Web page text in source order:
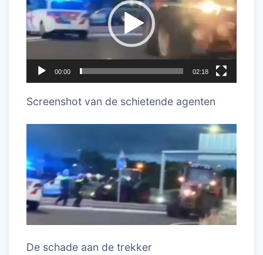
00:00 02:18
Screenshot van de schietende agenten
De schade aan de trekker